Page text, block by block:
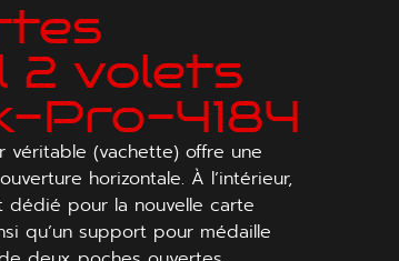
2 volets
Pro-4184
véritable (vachette) offre une
horizontale. À l’intérieur,
dédié pour la nouvelle carte
qu’un support pour médaille